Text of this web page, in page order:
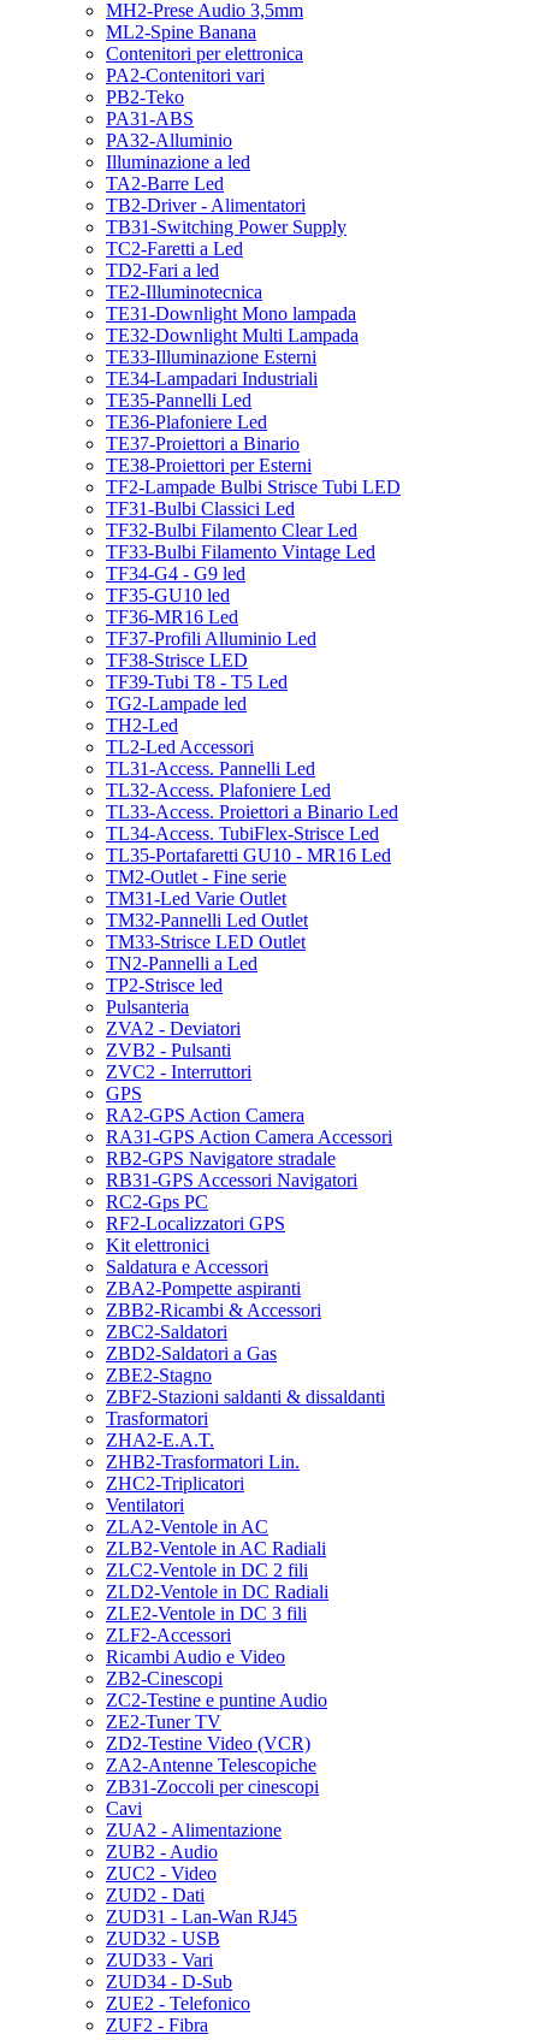
MH2-Prese Audio 3,5mm
ML2-Spine Banana
Contenitori per elettronica
PA2-Contenitori vari
PB2-Teko
PA31-ABS
PA32-Alluminio
Illuminazione a led
TA2-Barre Led
TB2-Driver - Alimentatori
TB31-Switching Power Supply
TC2-Faretti a Led
TD2-Fari a led
TE2-Illuminotecnica
TE31-Downlight Mono lampada
TE32-Downlight Multi Lampada
TE33-Illuminazione Esterni
TE34-Lampadari Industriali
TE35-Pannelli Led
TE36-Plafoniere Led
TE37-Proiettori a Binario
TE38-Proiettori per Esterni
TF2-Lampade Bulbi Strisce Tubi LED
TF31-Bulbi Classici Led
TF32-Bulbi Filamento Clear Led
TF33-Bulbi Filamento Vintage Led
TF34-G4 - G9 led
TF35-GU10 led
TF36-MR16 Led
TF37-Profili Alluminio Led
TF38-Strisce LED
TF39-Tubi T8 - T5 Led
TG2-Lampade led
TH2-Led
TL2-Led Accessori
TL31-Access. Pannelli Led
TL32-Access. Plafoniere Led
TL33-Access. Proiettori a Binario Led
TL34-Access. TubiFlex-Strisce Led
TL35-Portafaretti GU10 - MR16 Led
TM2-Outlet - Fine serie
TM31-Led Varie Outlet
TM32-Pannelli Led Outlet
TM33-Strisce LED Outlet
TN2-Pannelli a Led
TP2-Strisce led
Pulsanteria
ZVA2 - Deviatori
ZVB2 - Pulsanti
ZVC2 - Interruttori
GPS
RA2-GPS Action Camera
RA31-GPS Action Camera Accessori
RB2-GPS Navigatore stradale
RB31-GPS Accessori Navigatori
RC2-Gps PC
RF2-Localizzatori GPS
Kit elettronici
Saldatura e Accessori
ZBA2-Pompette aspiranti
ZBB2-Ricambi & Accessori
ZBC2-Saldatori
ZBD2-Saldatori a Gas
ZBE2-Stagno
ZBF2-Stazioni saldanti & dissaldanti
Trasformatori
ZHA2-E.A.T.
ZHB2-Trasformatori Lin.
ZHC2-Triplicatori
Ventilatori
ZLA2-Ventole in AC
ZLB2-Ventole in AC Radiali
ZLC2-Ventole in DC 2 fili
ZLD2-Ventole in DC Radiali
ZLE2-Ventole in DC 3 fili
ZLF2-Accessori
Ricambi Audio e Video
ZB2-Cinescopi
ZC2-Testine e puntine Audio
ZE2-Tuner TV
ZD2-Testine Video (VCR)
ZA2-Antenne Telescopiche
ZB31-Zoccoli per cinescopi
Cavi
ZUA2 - Alimentazione
ZUB2 - Audio
ZUC2 - Video
ZUD2 - Dati
ZUD31 - Lan-Wan RJ45
ZUD32 - USB
ZUD33 - Vari
ZUD34 - D-Sub
ZUE2 - Telefonico
ZUF2 - Fibra